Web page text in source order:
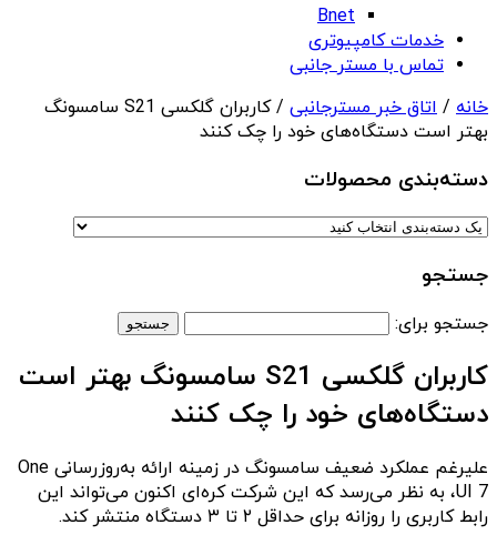
Bnet
خدمات کامپیوتری
تماس با مستر جانبی
خانه / اتاق خبر مسترجانبی
/ کاربران گلکسی S21 سامسونگ
بهتر است دستگاه‌های خود را چک کنند
دسته‌بندی‌ محصولات
جستجو
جستجو برای:
کاربران گلکسی S21 سامسونگ بهتر است
دستگاه‌های خود را چک کنند
علیرغم عملکرد ضعیف سامسونگ در زمینه ارائه به‌روزرسانی One
UI 7، به نظر می‌رسد که این شرکت کره‌ای اکنون می‌تواند این
رابط کاربری را روزانه برای حداقل ۲ تا ۳ دستگاه منتشر کند.